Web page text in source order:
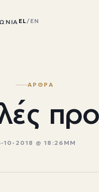
EL /EN
ΑΡΘΡΑ
10-2018 @ 18:26ΜΜ